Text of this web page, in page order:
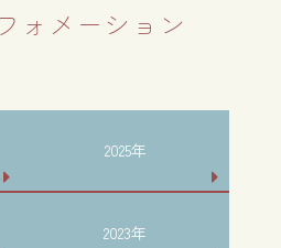
ォメーション
2025年
2023年